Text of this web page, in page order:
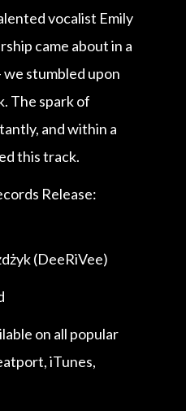
vocalist Emily
came about in a
we stumbled upon
The spark of
and within a
this track.
Release:
(DeeRiVee)
on all popular
iTunes,